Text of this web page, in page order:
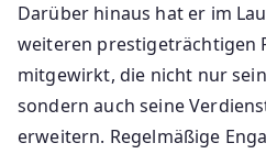
Darüber hinaus hat er im
weiteren prestigeträchtigen
mitgewirkt, die nicht nur
sondern auch seine
erweitern. Regelmäßige